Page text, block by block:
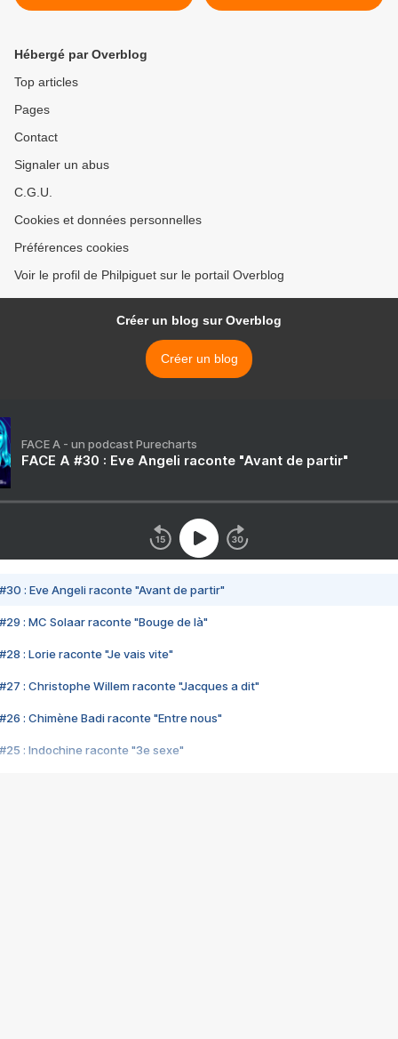
contemporain Claudine et
Lesteven, dans le cadre de
son exposition, ce mardi 6
novembre 2020, n° 94... >
Hébergé par Overblog
Top articles
Pages
Contact
Signaler un abus
C.G.U.
Cookies et données personnelles
Préférences cookies
Voir le profil de Philpiguet sur le portail Overblog
Créer un blog sur Overblog
Créer un blog
FACE A - un podcast Purecharts
FACE A #30 : Eve Angeli raconte "Avant de partir"
#30 : Eve Angeli raconte "Avant de partir"
#29 : MC Solaar raconte "Bouge de là"
#28 : Lorie raconte "Je vais vite"
#27 : Christophe Willem raconte "Jacques a dit"
#26 : Chimène Badi raconte "Entre nous"
#25 : Indochine raconte "3e sexe"